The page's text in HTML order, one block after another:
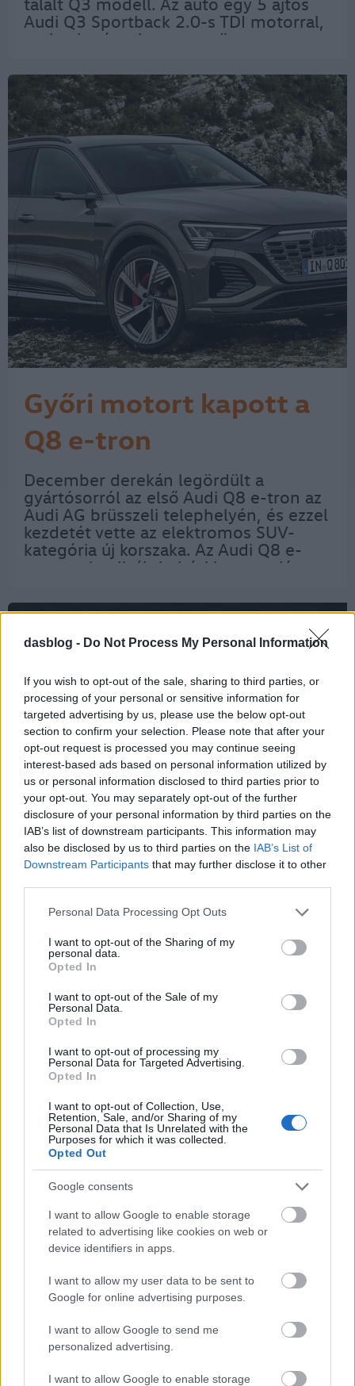
dasblog - Do Not Process My Personal Information
If you wish to opt-out of the sale, sharing to third parties, or
processing of your personal or sensitive information for
targeted advertising by us, please use the below opt-out
section to confirm your selection. Please note that after your
opt-out request is processed you may continue seeing
interest-based ads based on personal information utilized by
us or personal information disclosed to third parties prior to
your opt-out. You may separately opt-out of the further
disclosure of your personal information by third parties on the
IAB’s list of downstream participants. This information may
also be disclosed by us to third parties on the IAB’s List of
Downstream Participants that may further disclose it to other
Please note that this website/app uses one or more Google
not limited to your visit or usage behaviour. You may click to
grant or deny consent to Google and its third-party tags to
use your data for below specified purposes in below Google
consent section.
Personal Data Processing Opt Outs
I want to opt-out of the Sharing of my
personal data.
Opted In
I want to opt-out of the Sale of my
Personal Data.
Opted In
I want to opt-out of processing my
Personal Data for Targeted Advertising.
Opted In
I want to opt-out of Collection, Use,
Retention, Sale, and/or Sharing of my
Personal Data that Is Unrelated with the
Purposes for which it was collected.
Opted Out
Google consents
I want to allow Google to enable storage
related to advertising like cookies on web or
device identifiers in apps.
I want to allow my user data to be sent to
Google for online advertising purposes.
I want to allow Google to send me
personalized advertising.
I want to allow Google to enable storage
Audi Q3 Sportback 2.0-s TDI motorral,
mely elegáns, harmat-ezüst
Porsche Hungaria kereskedői
hálózatába tartozó…
Győri motort kapott a
Q8 e-tron
December derekán legördült a
gyártósorról az első Audi Q8 e-tron az
Audi AG brüsszeli telephelyén, és ezzel
kezdetét vette az elektromos SUV-
kategória új korszaka. Az Audi Q8 e-
tron optimalizált hajtási koncepció
Audi Hungariánál gyártják. Az
elektromos…
Ez a Cupra lesz az Audi
Hungaria új
gyártmánya
A tervek szerint 2024-ben piacra
kerülő új modell, a Terramar, belső
égésű motorokkal és külső forrásról
tölthető, körülbelül 100 kilométeres
tisztán elektromos hatótávot kínáló, új
generációs hibrid hajtásláncokkal is
elérhető lesz. A 4,5 méter hosszú
jármű a merész arányokat ütős, Cupra-
géneket…